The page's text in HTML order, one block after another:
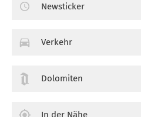
Newsticker
Verkehr
Dolomiten
In der Nähe